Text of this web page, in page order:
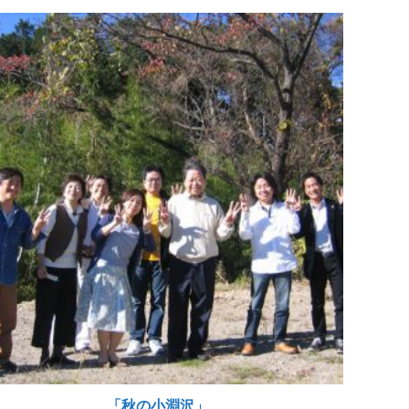
「秋の小淵沢」